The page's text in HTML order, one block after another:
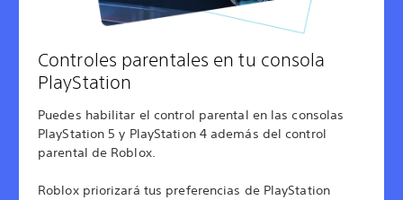
Controles parentales en tu consola
PlayStation
Puedes habilitar el control parental en las consolas
PlayStation 5 y PlayStation 4 además del control
parental de Roblox.
Roblox priorizará tus preferencias de PlayStation